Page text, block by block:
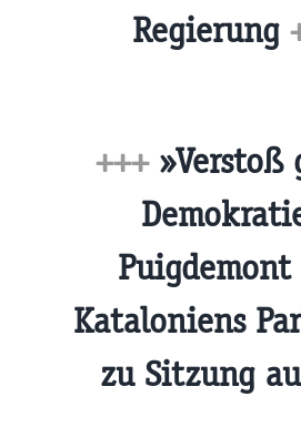
Regierung
+++ »Verstoß
Kataloniens
zu Sitzung